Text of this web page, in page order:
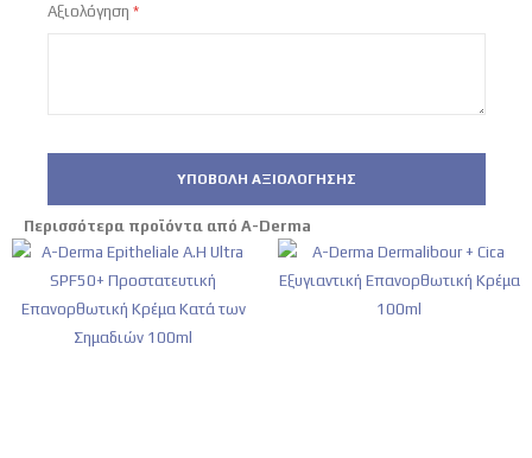
Αξιολόγηση
ΥΠΟΒΟΛΉ ΑΞΙΟΛΌΓΗΣΗΣ
Περισσότερα προϊόντα από A-Derma